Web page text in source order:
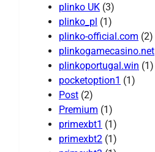
plinko UK (3)
plinko_pl (1)
plinko-official.com (2)
plinkogamecasino.net
plinkoportugal.win (1)
pocketoption1 (1)
Post (2)
Premium (1)
primexbt1 (1)
primexbt2 (1)